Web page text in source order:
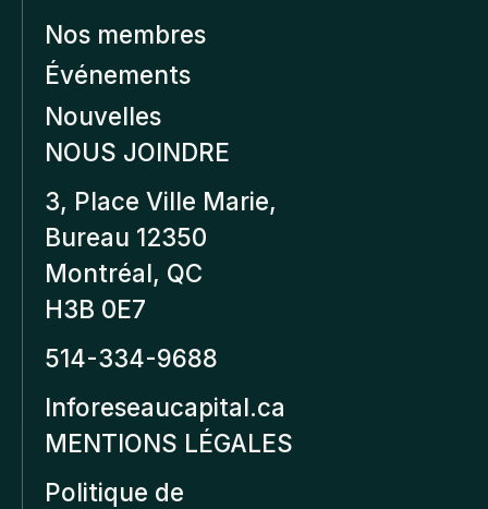
Nos membres
Événements
Nouvelles
NOUS JOINDRE
3, Place Ville Marie,
Bureau 12350
Montréal, QC
H3B 0E7
514-334-9688
Inforeseaucapital.ca
MENTIONS LÉGALES
Politique de